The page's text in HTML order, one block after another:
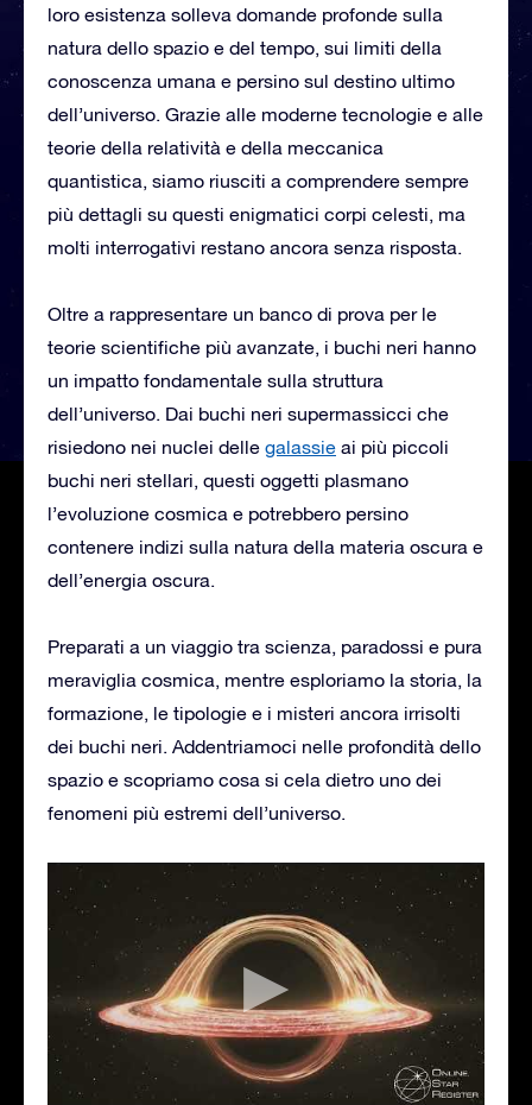
loro esistenza solleva domande profonde sulla
natura dello spazio e del tempo, sui limiti della
conoscenza umana e persino sul destino ultimo
dell’universo. Grazie alle moderne tecnologie e alle
teorie della relatività e della meccanica
quantistica, siamo riusciti a comprendere sempre
più dettagli su questi enigmatici corpi celesti, ma
molti interrogativi restano ancora senza risposta.
Oltre a rappresentare un banco di prova per le
teorie scientifiche più avanzate, i buchi neri hanno
un impatto fondamentale sulla struttura
dell’universo. Dai buchi neri supermassicci che
risiedono nei nuclei delle galassie ai più piccoli
buchi neri stellari, questi oggetti plasmano
l’evoluzione cosmica e potrebbero persino
contenere indizi sulla natura della materia oscura e
dell’energia oscura.
Preparati a un viaggio tra scienza, paradossi e pura
meraviglia cosmica, mentre esploriamo la storia, la
formazione, le tipologie e i misteri ancora irrisolti
dei buchi neri. Addentriamoci nelle profondità dello
spazio e scopriamo cosa si cela dietro uno dei
fenomeni più estremi dell’universo.